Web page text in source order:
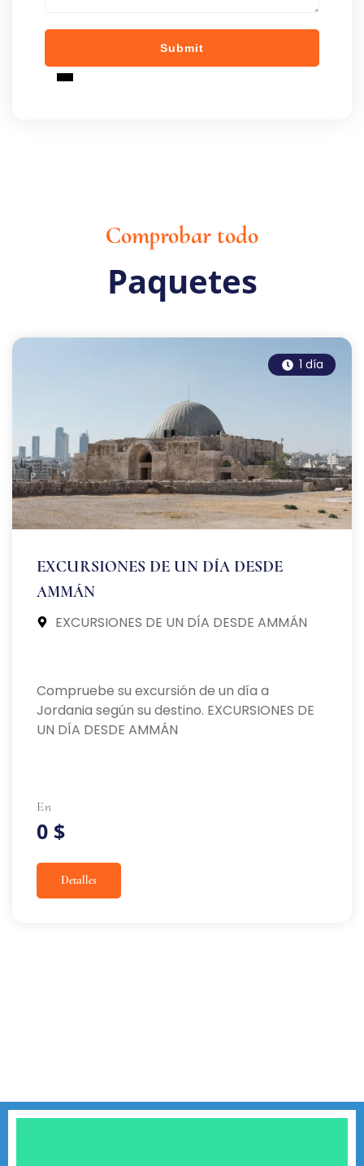
Comprobar todo
Paquetes
1 día
EXCURSIONES DE UN DÍA DESDE
AMMÁN
EXCURSIONES DE UN DÍA DESDE AMMÁN
Compruebe su excursión de un día a
Jordania según su destino. EXCURSIONES DE
UN DÍA DESDE AMMÁN
En
0 $
Detalles